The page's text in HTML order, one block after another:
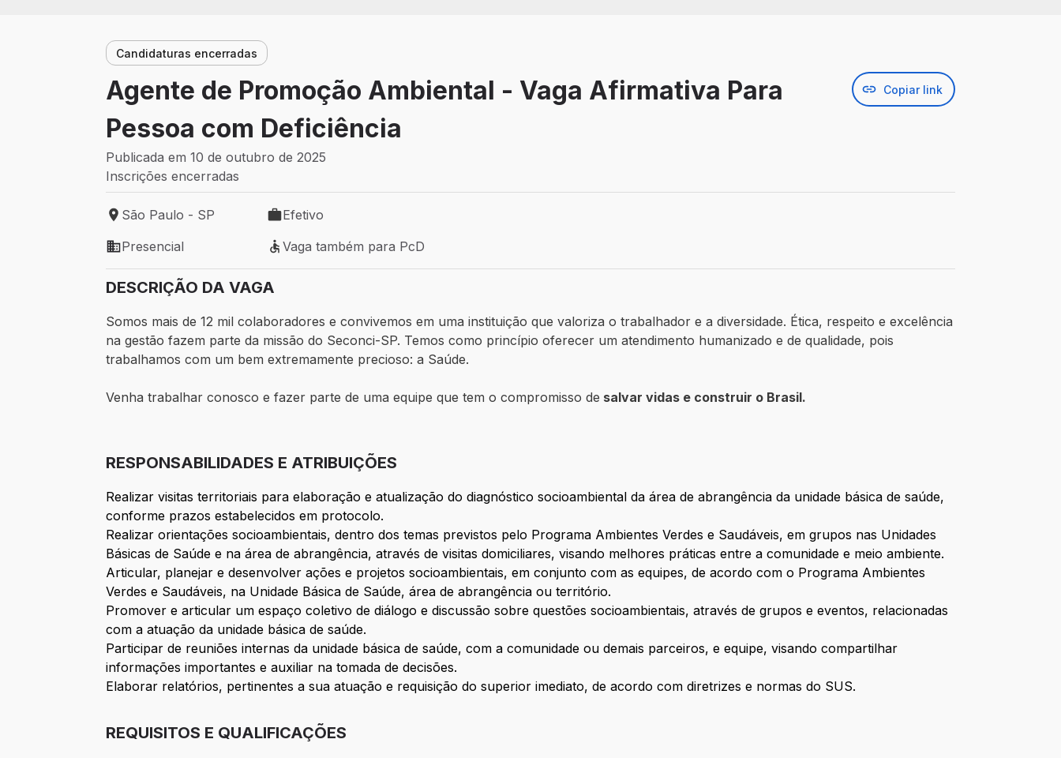
Candidaturas encerradas
Agente de Promoção Ambiental - Vaga Afirmativa Para
Pessoa com Deficiência
Copiar link
Publicada em 10 de outubro de 2025
Inscrições encerradas
Local de trabalho: São Paulo - SP
São Paulo - SP
Tipo de vaga: Efetivo
Efetivo
Modelo de trabalho: Presencial
Presencial
Vaga também para PcD
Vaga também para PcD
DESCRIÇÃO DA VAGA
Somos mais de 12 mil colaboradores e convivemos em uma instituição que valoriza o trabalhador e a diversidade. Ética, respeito e excelência
na gestão fazem parte da missão do Seconci-SP. Temos como princípio oferecer um atendimento humanizado e de qualidade, pois
trabalhamos com um bem extremamente precioso: a Saúde.
Venha trabalhar conosco e fazer parte de uma equipe que tem o compromisso de salvar vidas e construir o Brasil.
RESPONSABILIDADES E ATRIBUIÇÕES
Realizar visitas territoriais para elaboração e atualização do diagnóstico socioambiental da área de abrangência da unidade básica de saúde,
conforme prazos estabelecidos em protocolo.
Realizar orientações socioambientais, dentro dos temas previstos pelo Programa Ambientes Verdes e Saudáveis, em grupos nas Unidades
Básicas de Saúde e na área de abrangência, através de visitas domiciliares, visando melhores práticas entre a comunidade e meio ambiente.
Articular, planejar e desenvolver ações e projetos socioambientais, em conjunto com as equipes, de acordo com o Programa Ambientes
Verdes e Saudáveis, na Unidade Básica de Saúde, área de abrangência ou território.
Promover e articular um espaço coletivo de diálogo e discussão sobre questões socioambientais, através de grupos e eventos, relacionadas
com a atuação da unidade básica de saúde.
Participar de reuniões internas da unidade básica de saúde, com a comunidade ou demais parceiros, e equipe, visando compartilhar
informações importantes e auxiliar na tomada de decisões.
Elaborar relatórios, pertinentes a sua atuação e requisição do superior imediato, de acordo com diretrizes e normas do SUS.
REQUISITOS E QUALIFICAÇÕES